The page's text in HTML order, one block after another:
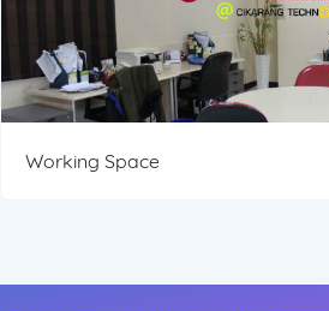
Working Space